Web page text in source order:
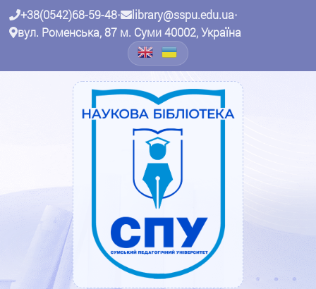
+38(0542)68-59-48• library@sspu.edu.ua•
вул. Роменська, 87 м. Суми 40002, Україна